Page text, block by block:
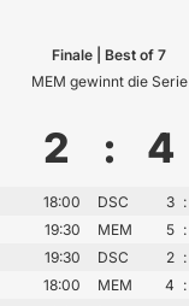
Finale | Best of 7
MEM gewinnt die Serie
2 : 4
18:00 DSC 3 :
19:30 MEM 5 :
19:30 DSC 2 :
18:00 MEM 4 :